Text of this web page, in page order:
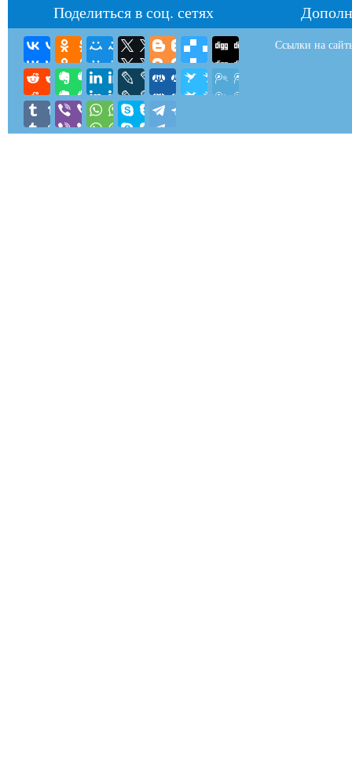
Поделиться в соц. сетях
Ссылки на